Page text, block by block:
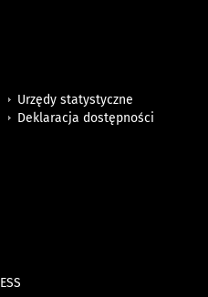
Urzędy statystyczne
Deklaracja dostępności
ESS